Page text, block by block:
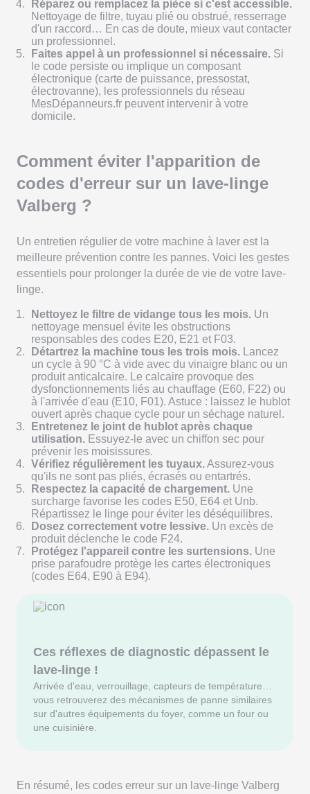
Réparez ou remplacez la pièce si c'est accessible.
Nettoyage de filtre, tuyau plié ou obstrué, resserrage
d'un raccord… En cas de doute, mieux vaut contacter
un professionnel.
Faites appel à un professionnel si nécessaire. Si
le code persiste ou implique un composant
électronique (carte de puissance, pressostat,
électrovanne), les professionnels du réseau
MesDépanneurs.fr peuvent intervenir à votre
domicile.
Comment éviter l'apparition de
codes d'erreur sur un lave-linge
Valberg ?
Un entretien régulier de votre machine à laver est la
meilleure prévention contre les pannes. Voici les gestes
essentiels pour prolonger la durée de vie de votre lave-
linge.
Nettoyez le filtre de vidange tous les mois. Un
nettoyage mensuel évite les obstructions
responsables des codes E20, E21 et F03.
Détartrez la machine tous les trois mois. Lancez
un cycle à 90 °C à vide avec du vinaigre blanc ou un
produit anticalcaire. Le calcaire provoque des
dysfonctionnements liés au chauffage (E60, F22) ou
à l'arrivée d'eau (E10, F01). Astuce : laissez le hublot
ouvert après chaque cycle pour un séchage naturel.
Entretenez le joint de hublot après chaque
utilisation. Essuyez-le avec un chiffon sec pour
prévenir les moisissures.
Vérifiez régulièrement les tuyaux.Assurez-vous
qu'ils ne sont pas pliés, écrasés ou entartrés.
Respectez la capacité de chargement. Une
surcharge favorise les codes E50, E64 et Unb.
Répartissez le linge pour éviter les déséquilibres.
Dosez correctement votre lessive. Un excès de
produit déclenche le code F24.
Protégez l'appareil contre les surtensions. Une
prise parafoudre protège les cartes électroniques
(codes E64, E90 à E94).
Ces réflexes de diagnostic dépassent le
lave-linge !
Arrivée d'eau, verrouillage, capteurs de température…
vous retrouverez des mécanismes de panne similaires
sur d'autres équipements du foyer, comme un four ou
une cuisinière.
En résumé, les codes erreur sur un lave-linge Valberg